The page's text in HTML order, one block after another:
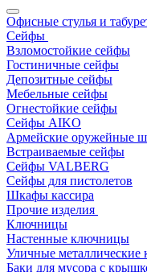
Офисные стулья и
Сейфы
Взломостойкие сейфы
Гостиничные сейфы
Депозитные сейфы
Мебельные сейфы
Огнестойкие сейфы
Сейфы AIKO
Армейские оружейные
Встраиваемые сейфы
Сейфы VALBERG
Сейфы для пистолетов
Шкафы кассира
Прочие изделия
Ключницы
Настенные ключницы
Уличные металлические
Баки для мусора с